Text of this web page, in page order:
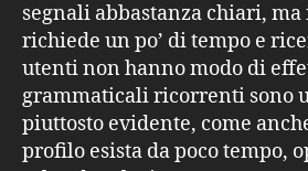
segnali abbastanza chiari,
richiede un po’ di tempo e
utenti non hanno modo di
grammaticali ricorrenti sono
piuttosto evidente, come
profilo esista da poco tempo,